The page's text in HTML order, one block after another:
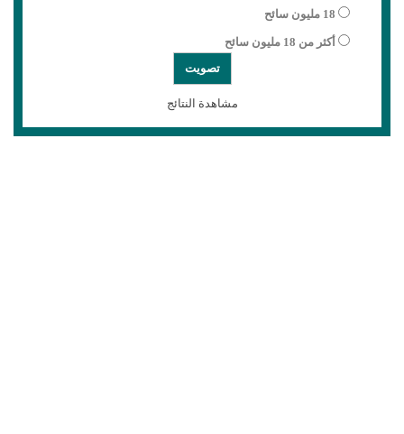
18 مليون سائح
أكثر من 18 مليون سائح
مشاهدة النتائج